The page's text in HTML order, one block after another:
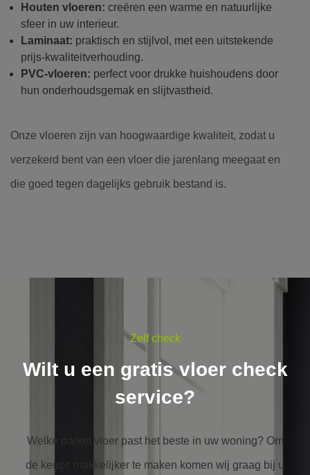
Houten vloeren: creëren een warme en natuurlijke
sfeer in uw interieur.
Laminaat: praktisch en stijlvol, met een uitstekende
prijs-kwaliteitverhouding.
PVC-vloeren: perfect voor drukke huishoudens door
hun onderhoudsgemak en slijtvastheid.
Onze vloeren zijn van hoogwaardige kwaliteit, zodat u
verzekerd bent van een vloer die jarenlang meegaat en
die goed tegen dagelijks gebruik bestand is.
Zelf check
Wilt u een gratis vloer check
service?
Welke parket vloer past het beste in uw woning? Om
de keuze makkelijker te maken komen wij graag bij u